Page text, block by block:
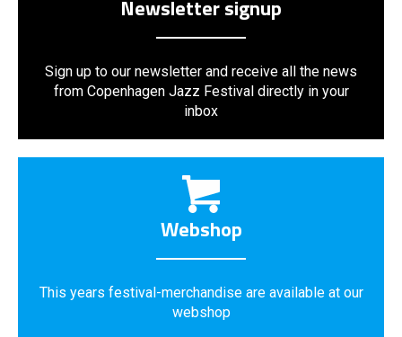
Newsletter signup
Sign up to our newsletter and receive all the news
from Copenhagen Jazz Festival directly in your
inbox
Webshop
This years festival-merchandise are available at our
webshop